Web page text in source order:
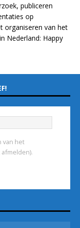
, publiceren
op
organiseren van het
Nederland: Happy
van het